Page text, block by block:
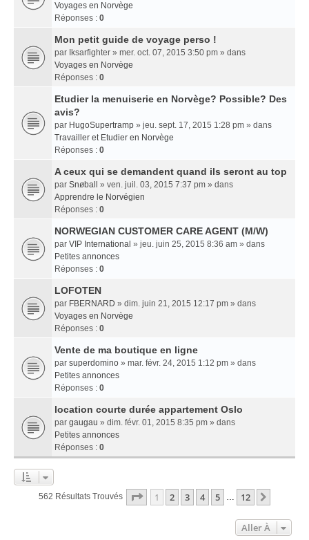
Voyages en Norvège
Réponses : 0
Mon petit guide de voyage perso !
par Iksarfighter » mer. oct. 07, 2015 3:50 pm » dans
Voyages en Norvège
Réponses : 0
Etudier la menuiserie en Norvège? Possible? Des
avis?
par HugoSupertramp » jeu. sept. 17, 2015 1:28 pm » dans
Travailler et Etudier en Norvège
Réponses : 0
A ceux qui se demandent quand ils seront au top
par Snøball
» ven. juil. 03, 2015 7:37 pm » dans
Apprendre le Norvégien
Réponses : 0
NORWEGIAN CUSTOMER CARE AGENT (M/W)
par VIP International » jeu. juin 25, 2015 8:36 am » dans
Petites annonces
Réponses : 0
LOFOTEN
par FBERNARD » dim. juin 21, 2015 12:17 pm » dans
Voyages en Norvège
Réponses : 0
Vente de ma boutique en ligne
par superdomino » mar. févr. 24, 2015 1:12 pm » dans
Petites annonces
Réponses : 0
location courte durée appartement Oslo
par gaugau » dim. févr. 01, 2015 8:35 pm » dans
Petites annonces
Réponses : 0
562 Résultats Trouvés Page 1Sur
1 2 3 4 5 … 12
Aller À